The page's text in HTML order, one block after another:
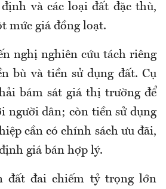
và các loại đất đặc thù,
mức giá đồng loạt.
nghị nghiên cứu tách riêng
bù và tiền sử dụng đất. Cụ
bám sát giá thị trường để
người dân; còn tiền sử dụng
cần có chính sách ưu đãi,
giá bán hợp lý.
đất đai chiếm tỷ trọng lớn